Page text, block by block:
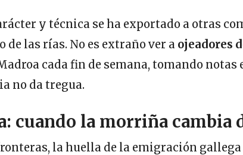
y técnica se ha exportado a otras
de las rías. No es extraño ver a ojeadores
cada fin de semana, tomando notas
no da tregua.
cuando la morriña cambia
la huella de la emigración gallega